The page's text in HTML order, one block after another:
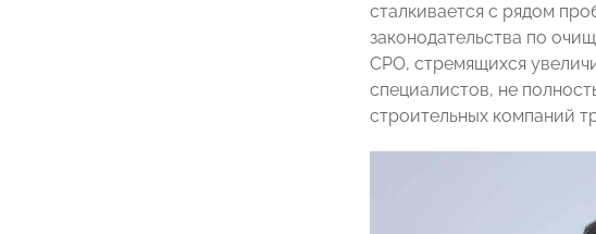
сталкивается с рядом
законодательства по
СРО, стремящихся
специалистов, не
строительных компаний